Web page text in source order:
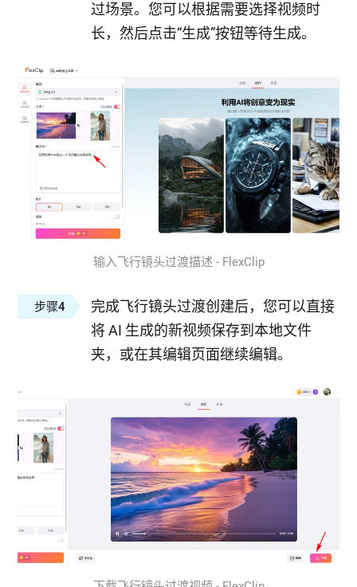
过场景。您可以根据需要选择视频时
长，然后点击“生成”按钮等待生成。
输入飞行镜头过渡描述 - FlexClip
步骤4
完成飞行镜头过渡创建后，您可以直接
将 AI 生成的新视频保存到本地文件
夹，或在其编辑页面继续编辑。